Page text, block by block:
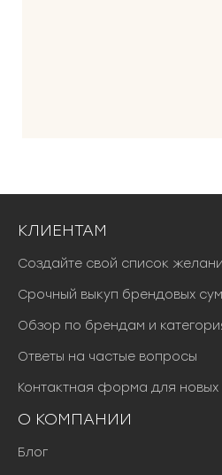
КЛИЕНТАМ
Создайте свой список
Срочный выкуп брендовых
Обзор по брендам и
Ответы на частые вопросы
Контактная форма для новых
О КОМПАНИИ
Блог